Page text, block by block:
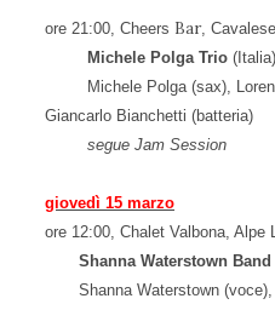
ore 21:00, Cheers Bar, Cavalese
Michele Polga Trio(Italia)
Michele Polga (sax),
Giancarlo Bianchetti (batteria)
segue Jam Session
giovedì 15 marzo
ore 12:00, Chalet Valbona , Alpe
Shanna Waterstown Band
Shanna Waterstown (voce),